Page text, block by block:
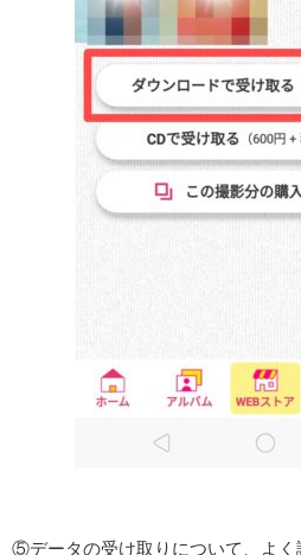
⑤データの受け取りについて、よく